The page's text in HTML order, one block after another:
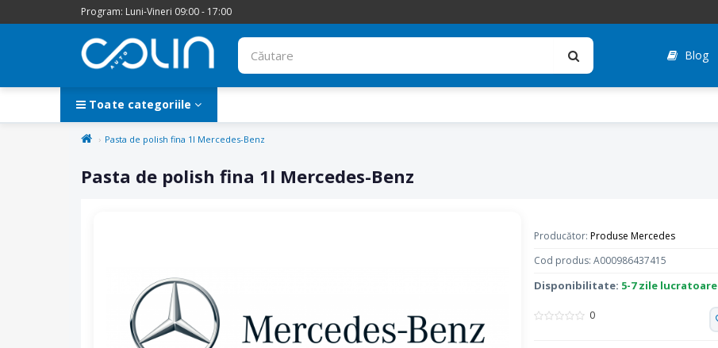
Program: Luni-Vineri 09:00 - 17:00
Blog
Toate categoriile
Pasta de polish fina 1l Mercedes-Benz
Pasta de polish fina 1l Mercedes-Benz
Producător: Produse Mercedes
Cod produs: A000986437415
Disponibilitate: 5-7 zile lucratoare
0